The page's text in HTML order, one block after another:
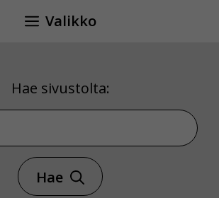
Valikko
Hae sivustolta:
Hae sivustolta
Hae